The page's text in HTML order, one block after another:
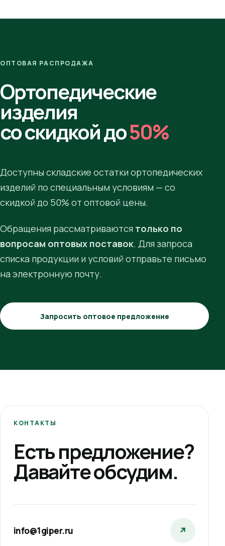
ОПТОВАЯ РАСПРОДАЖА
Ортопедические
изделия
со скидкой до50%
Доступны складские остатки ортопедических
изделий по специальным условиям — со
скидкой до 50% от оптовой цены.
Обращения рассматриваются только по
вопросам оптовых поставок. Для запроса
списка продукции и условий отправьте письмо
на электронную почту.
Запросить оптовое предложение
КОНТАКТЫ
Есть предложение?
Давайте обсудим.
info@1giper.ru ↗